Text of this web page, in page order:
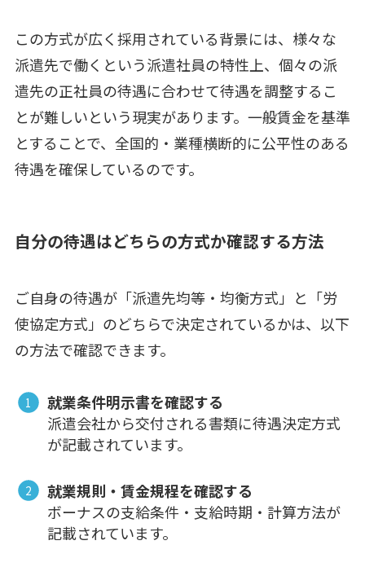
この方式が広く採用されている背景には、様々な
派遣先で働くという派遣社員の特性上、個々の派
遣先の正社員の待遇に合わせて待遇を調整するこ
とが難しいという現実があります。一般賃金を基準
とすることで、全国的・業種横断的に公平性のある
待遇を確保しているのです。
自分の待遇はどちらの方式か確認する方法
ご自身の待遇が「派遣先均等・均衡方式」と「労
使協定方式」のどちらで決定されているかは、以下
の方法で確認できます。
就業条件明示書を確認する
派遣会社から交付される書類に待遇決定方式
が記載されています。
就業規則・賃金規程を確認する
ボーナスの支給条件・支給時期・計算方法が
記載されています。